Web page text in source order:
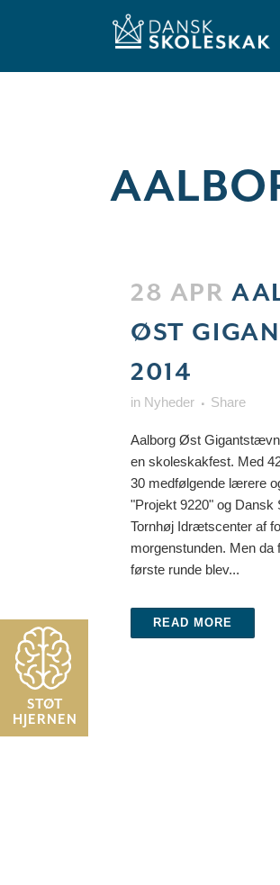
STØT
HJERNEN
28 APR
ØST
2014
in Nyheder Share
Aalborg Øst
en skoleskakfest. Med
30 medfølgende lærere
"Projekt 9220" og
Tornhøj Idrætscenter af
morgenstunden. Men da
første runde blev...
READ MORE